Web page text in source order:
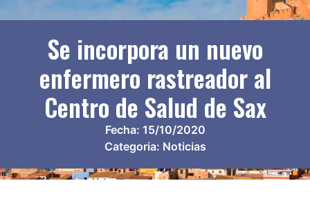
Se incorpora un nuevo
enfermero rastreador al
Centro de Salud de Sax
Fecha: 15/10/2020
Categoria: Noticias